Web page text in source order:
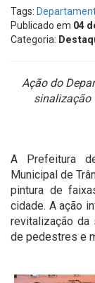
Tags:
Publicado em 04
Categoria:
Ação do
sinalização
A Prefeitura
Municipal de
pintura de
cidade. A ação
revitalização da
de pedestres e